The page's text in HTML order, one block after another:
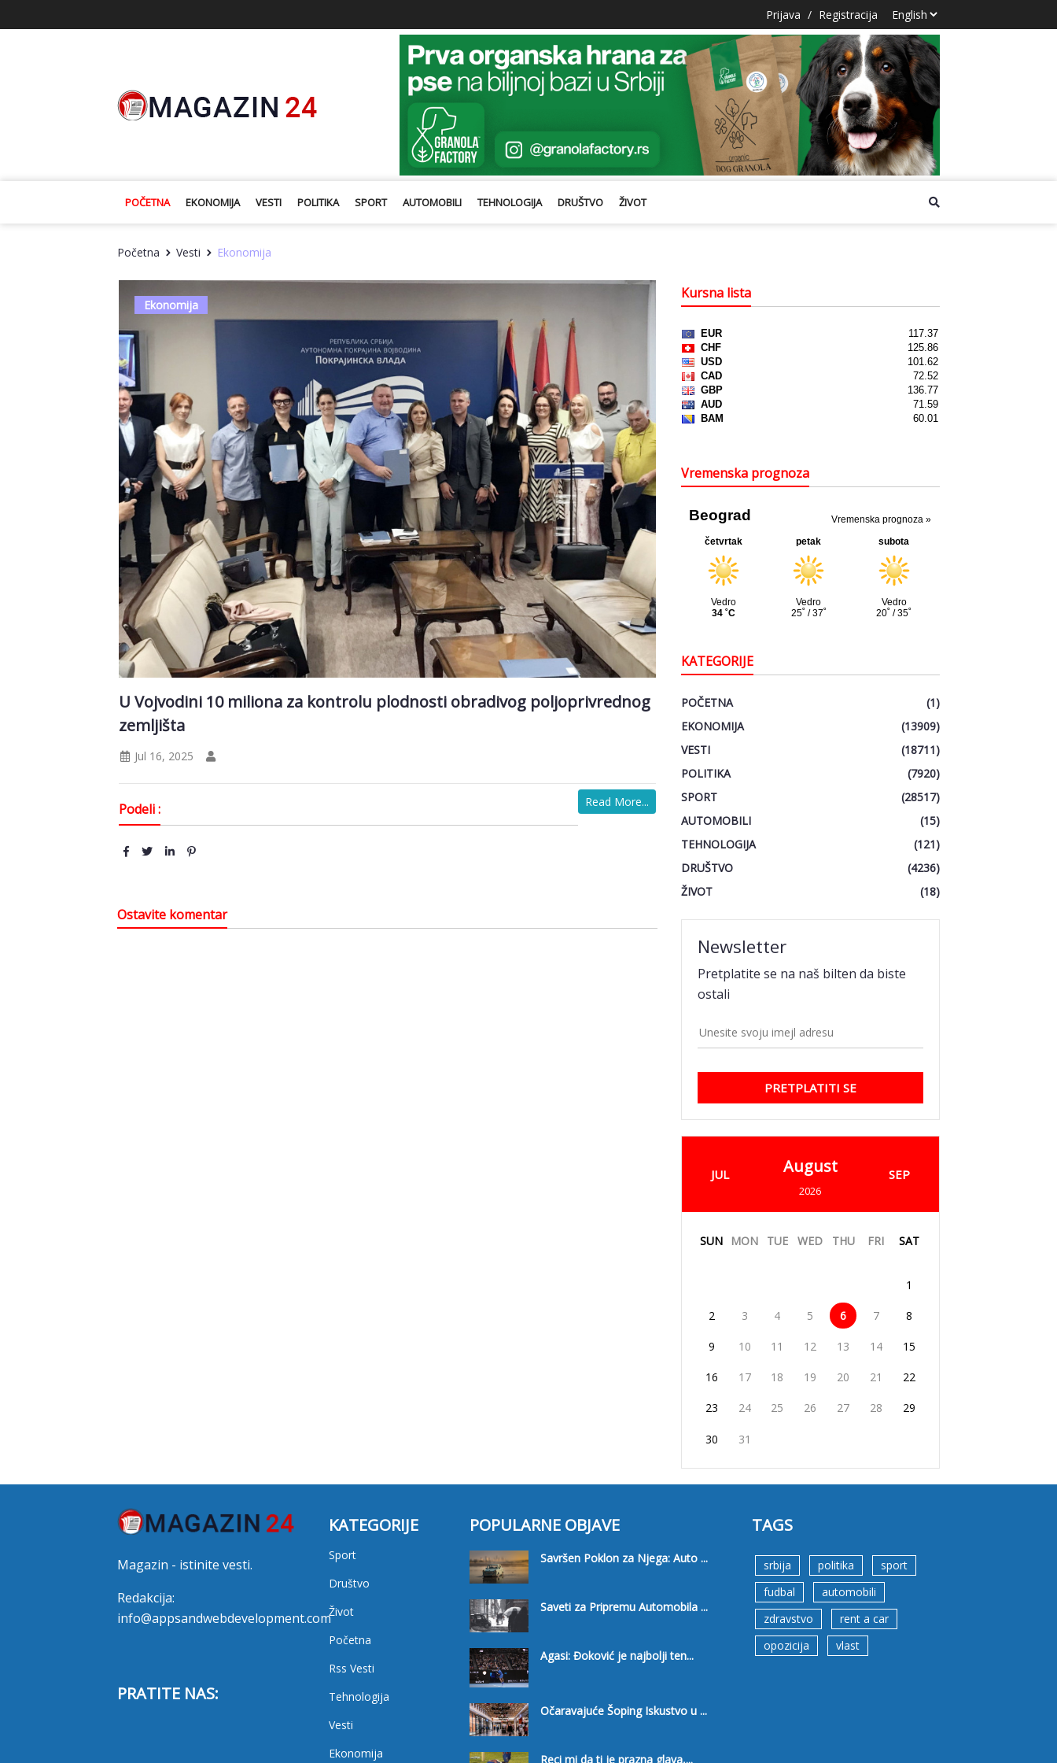
Prijava / Registracija
POČETNA EKONOMIJA VESTI POLITIKA SPORT AUTOMOBILI TEHNOLOGIJA DRUŠTVO ŽIVOT
Početna Vesti Ekonomija
Ekonomija
U Vojvodini 10 miliona za kontrolu plodnosti obradivog poljoprivrednog
zemljišta
Jul 16, 2025
Read More...
Podeli :
Ostavite komentar
Kursna lista
Vremenska prognoza
KATEGORIJE
POČETNA
(1)
EKONOMIJA
(13909)
VESTI
(18711)
POLITIKA
(7920)
SPORT
(28517)
AUTOMOBILI
(15)
TEHNOLOGIJA
(121)
DRUŠTVO
(4236)
ŽIVOT
(18)
Newsletter
Pretplatite se na naš bilten da biste
ostali
PRETPLATITI SE
JUL August
2026
SEP
SUN MON TUE WED THU FRI SAT
1
2 3 4 5 6 7 8
9 10 11 12 13 14 15
16 17 18 19 20 21 22
23 24 25 26 27 28 29
30 31
Magazin - istinite vesti.
Redakcija:
info@appsandwebdevelopment.com
PRATITE NAS:
KATEGORIJE
Sport
Društvo
Život
Početna
Rss Vesti
Tehnologija
Vesti
Ekonomija
POPULARNE OBJAVE
Savršen Poklon za Njega: Auto ...
Saveti za Pripremu Automobila ...
Agasi: Đoković je najbolji ten...
Očaravajuće Šoping Iskustvo u ...
Reci mi da ti je prazna glava,...
TAGS
srbija politika
sport
fudbal
automobili
zdravstvo
rent a car
opozicija
vlast